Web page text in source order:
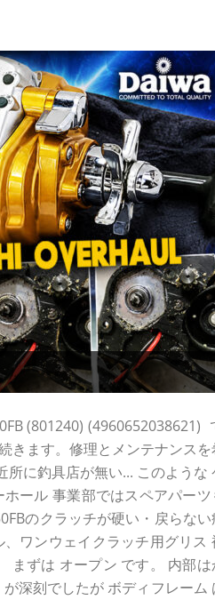
(801240) (4960652038621)
きます。修理とメンテナンスを
に釣具店が無い... このような
ール 事業部ではスペアパーツ
のクラッチが硬い・戻らない
ワンウェイクラッチ用グリス
まずは オープン です。 内部は
深刻でしたが ボディフレーム